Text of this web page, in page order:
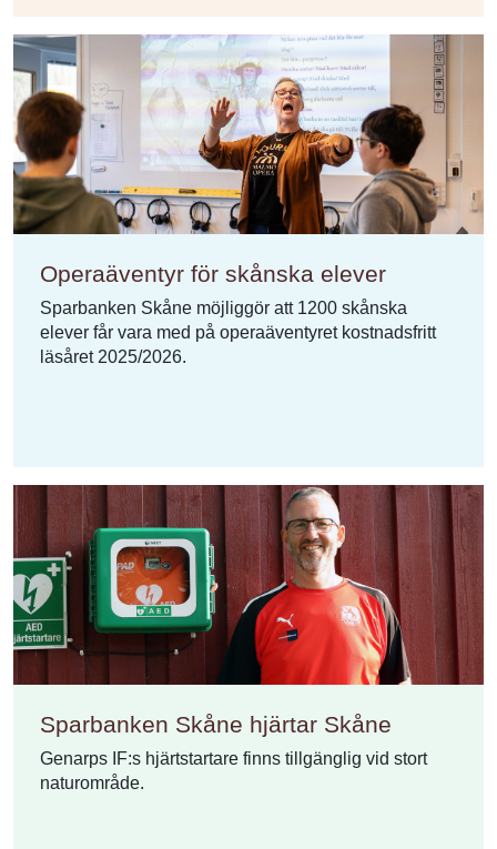
Operaäventyr för skånska elever
Sparbanken Skåne möjliggör att 1200 skånska
elever får vara med på operaäventyret kostnadsfritt
läsåret 2025/2026.
Sparbanken Skåne hjärtar Skåne
Genarps IF:s hjärtstartare finns tillgänglig vid stort
naturområde.